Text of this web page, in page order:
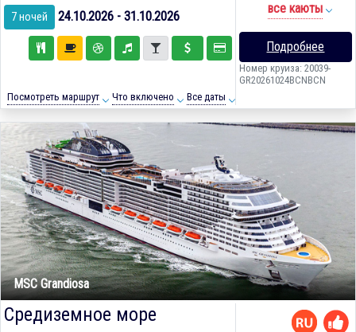
7 ночей 24.10.2026 - 31.10.2026
Посмотреть маршрут Что включено Все даты
все каюты
Подробнее
Номер круиза: 20039-
GR20261024BCNBCN
MSC Grandiosa
Средиземное море